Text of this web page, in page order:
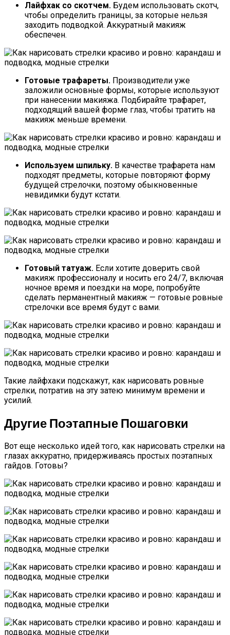
Лайфхак со скотчем. Будем использовать скотч,
чтобы определить границы, за которые нельзя
заходить подводкой. Аккуратный макияж
обеспечен.
Готовые трафареты. Производители уже
заложили основные формы, которые используют
при нанесении макияжа. Подбирайте трафарет,
подходящий вашей форме глаз, чтобы тратить на
макияж меньше времени.
Используем шпильку. В качестве трафарета нам
подходят предметы, которые повторяют форму
будущей стрелочки, поэтому обыкновенные
невидимки будут кстати.
Готовый татуаж. Если хотите доверить свой
макияж профессионалу и носить его 24/7, включая
ночное время и поездки на море, попробуйте
сделать перманентный макияж — готовые ровные
стрелочки все время будут с вами.
Такие лайфхаки подскажут, как нарисовать ровные
стрелки, потратив на эту затею минимум времени и
усилий.
Другие Поэтапные Пошаговки
Вот еще несколько идей того, как нарисовать стрелки на
глазах аккуратно, придерживаясь простых поэтапных
гайдов. Готовы?